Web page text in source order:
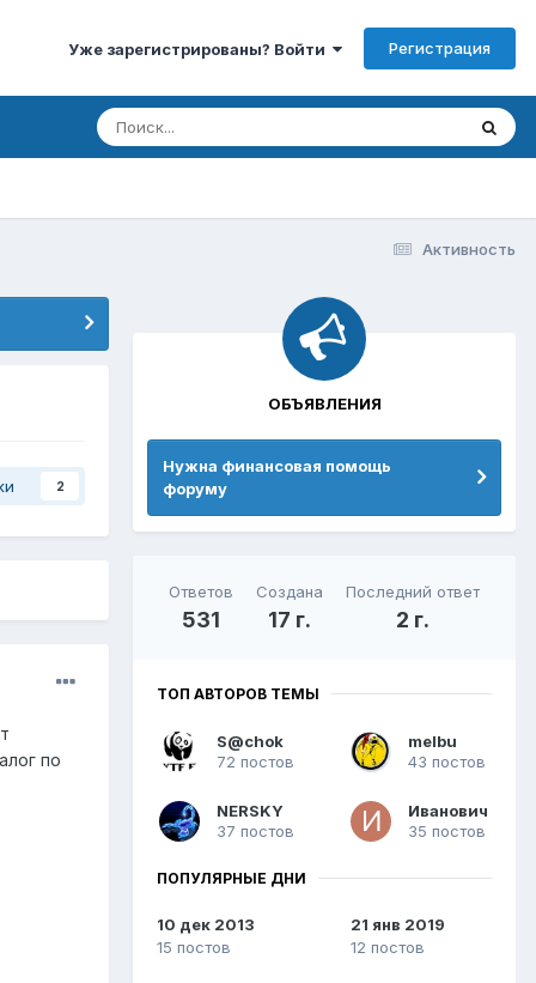
Уже зарегистрированы? Войти Регистрация
Активность
2
по
ОБЪЯВЛЕНИЯ
Нужна финансовая помощь
форуму
Ответов
531
Создана
17 г.
Последний ответ
2 г.
ТОП АВТОРОВ ТЕМЫ
S@chok
72 постов
melbu
43 постов
NERSKY
37 постов
Иванович
35 постов
ПОПУЛЯРНЫЕ ДНИ
10 дек 2013
15 постов
21 янв 2019
12 постов